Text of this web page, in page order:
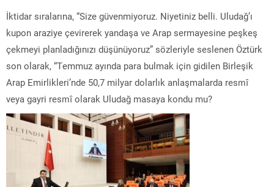
İktidar sıralarına, “Size güvenmiyoruz. Niyetiniz belli. Uludağ’ı
kupon araziye çevirerek yandaşa ve Arap sermayesine peşkeş
çekmeyi planladığınızı düşünüyoruz” sözleriyle seslenen Öztürk
son olarak, “Temmuz ayında para bulmak için gidilen Birleşik
Arap Emirlikleri’nde 50,7 milyar dolarlık anlaşmalarda resmî
veya gayri resmî olarak Uludağ masaya kondu mu?